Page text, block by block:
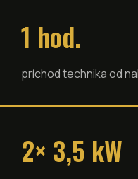
1 hod.
príchod technika od
2× 3,5 kW